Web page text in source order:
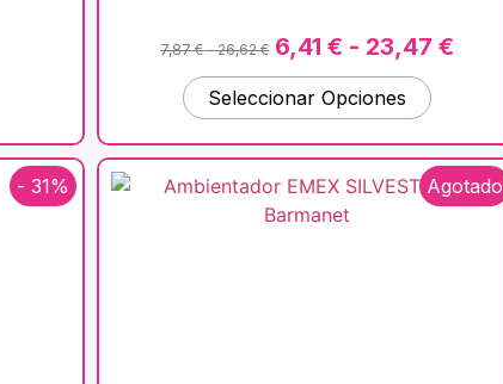
7,87€ -26,62€ 6,41€ - 23,47€
Seleccionar Opciones
- 31% Agotado